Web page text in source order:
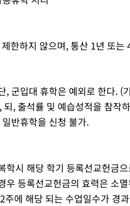
한하지 않으며, 통산 1년 또
군입대 휴학은 예외로 한다.
, 출석률 및 예습성적을 참작
반휴학을 신청 불가.
시 해당 학기 등록선교헌금
우 등록선교헌금의 효력은 소
에 해당 되는 수업일수가 경